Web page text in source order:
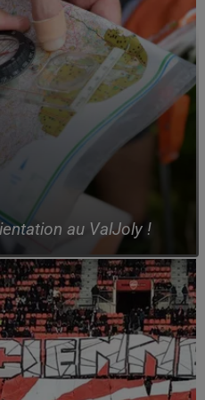
au ValJoly !